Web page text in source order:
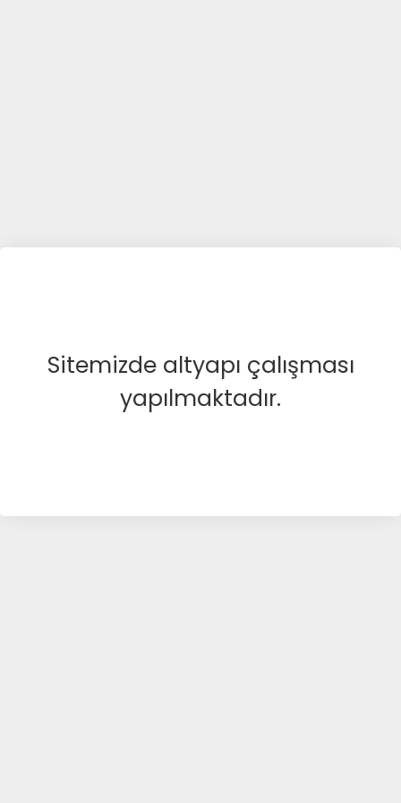
Sitemizde altyapı çalışması
yapılmaktadır.